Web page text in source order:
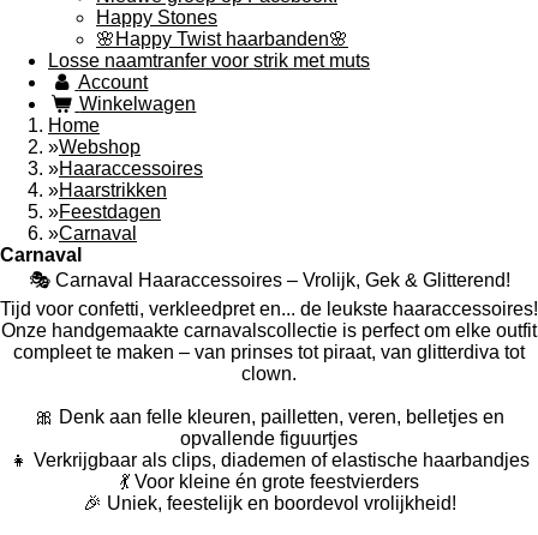
Happy Stones
🌸Happy Twist haarbanden🌸
Losse naamtranfer voor strik met muts
Account
Winkelwagen
Home
»Webshop
»Haaraccessoires
»Haarstrikken
»Feestdagen
»Carnaval
Carnaval
🎭 Carnaval Haaraccessoires – Vrolijk, Gek & Glitterend!
Tijd voor confetti, verkleedpret en... de leukste haaraccessoires!
Onze handgemaakte carnavalscollectie is perfect om elke outfit
compleet te maken – van prinses tot piraat, van glitterdiva tot
clown.
🎀 Denk aan felle kleuren, pailletten, veren, belletjes en
opvallende figuurtjes
👧 Verkrijgbaar als clips, diademen of elastische haarbandjes
💃 Voor kleine én grote feestvierders
🎉 Uniek, feestelijk en boordevol vrolijkheid!